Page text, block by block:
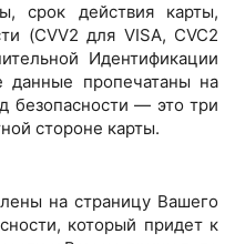
срок действия карты,
(CVV2 для VISA, CVC2
Идентификации
пропечатаны на
безопасности — это три
стороне карты.
на страницу Вашего
который придет к